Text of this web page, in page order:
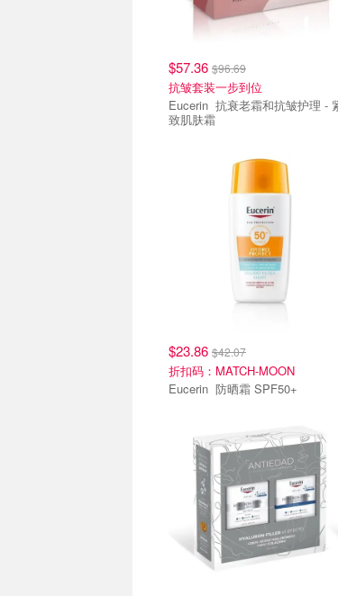
$57.36 $96.69
抗皱套装一步到位
Eucerin 抗衰老霜和抗皱护理 - 紧
致肌肤霜
$23.86 $42.07
折扣码：MATCH-MOON
Eucerin 防晒霜 SPF50+